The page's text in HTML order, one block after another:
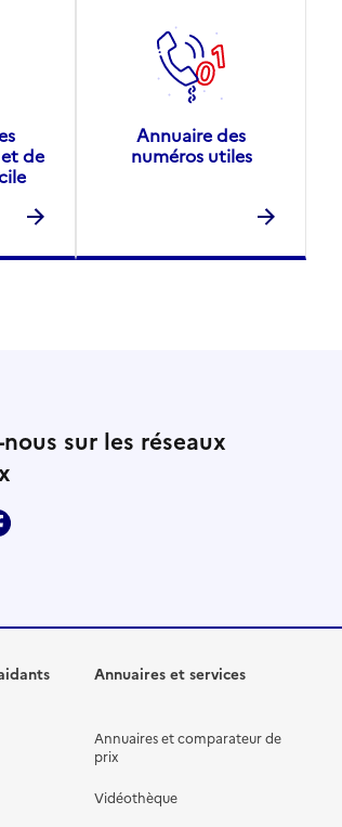
et de
Annuaire des
numéros utiles
nous sur les réseaux
Annuaires et services
Annuaires et comparateur de
prix
Vidéothèque